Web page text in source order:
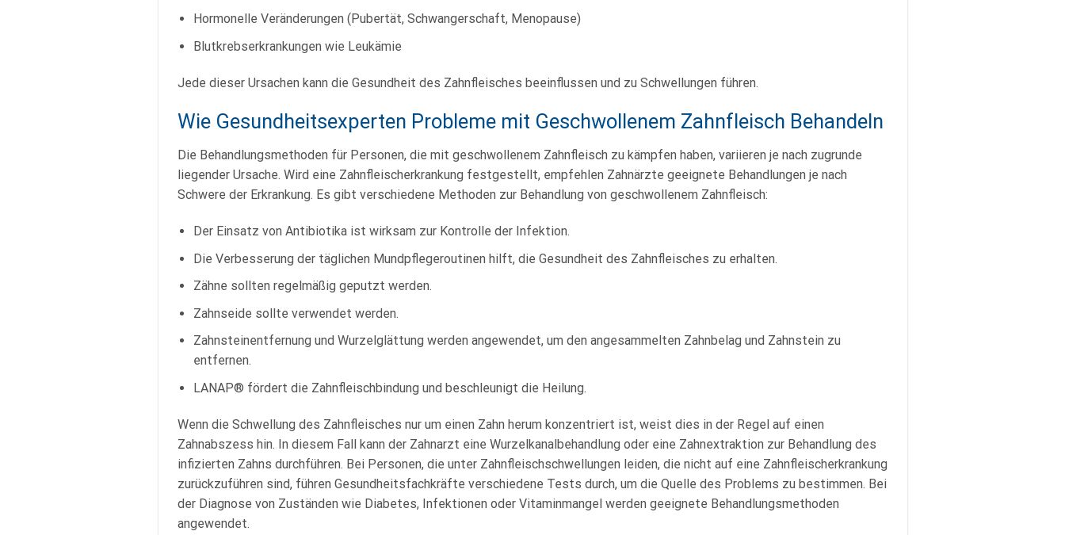
Hormonelle Veränderungen (Pubertät, Schwangerschaft, Menopause)
Blutkrebserkrankungen wie Leukämie
Jede dieser Ursachen kann die Gesundheit des Zahnfleisches beeinflussen und zu Schwellungen führen.
Wie Gesundheitsexperten Probleme mit Geschwollenem Zahnfleisch Behandeln
Die Behandlungsmethoden für Personen, die mit geschwollenem Zahnfleisch zu kämpfen haben, variieren je nach zugrunde
liegender Ursache. Wird eine Zahnfleischerkrankung festgestellt, empfehlen Zahnärzte geeignete Behandlungen je nach
Schwere der Erkrankung. Es gibt verschiedene Methoden zur Behandlung von geschwollenem Zahnfleisch:
Der Einsatz von Antibiotika ist wirksam zur Kontrolle der Infektion.
Die Verbesserung der täglichen Mundpflegeroutinen hilft, die Gesundheit des Zahnfleisches zu erhalten.
Zähne sollten regelmäßig geputzt werden.
Zahnseide sollte verwendet werden.
Zahnsteinentfernung und Wurzelglättung werden angewendet, um den angesammelten Zahnbelag und Zahnstein zu
entfernen.
LANAP® fördert die Zahnfleischbindung und beschleunigt die Heilung.
Wenn die Schwellung des Zahnfleisches nur um einen Zahn herum konzentriert ist, weist dies in der Regel auf einen
Zahnabszess hin. In diesem Fall kann der Zahnarzt eine Wurzelkanalbehandlung oder eine Zahnextraktion zur Behandlung des
infizierten Zahns durchführen. Bei Personen, die unter Zahnfleischschwellungen leiden, die nicht auf eine Zahnfleischerkrankung
zurückzuführen sind, führen Gesundheitsfachkräfte verschiedene Tests durch, um die Quelle des Problems zu bestimmen. Bei
der Diagnose von Zuständen wie Diabetes, Infektionen oder Vitaminmangel werden geeignete Behandlungsmethoden
angewendet.